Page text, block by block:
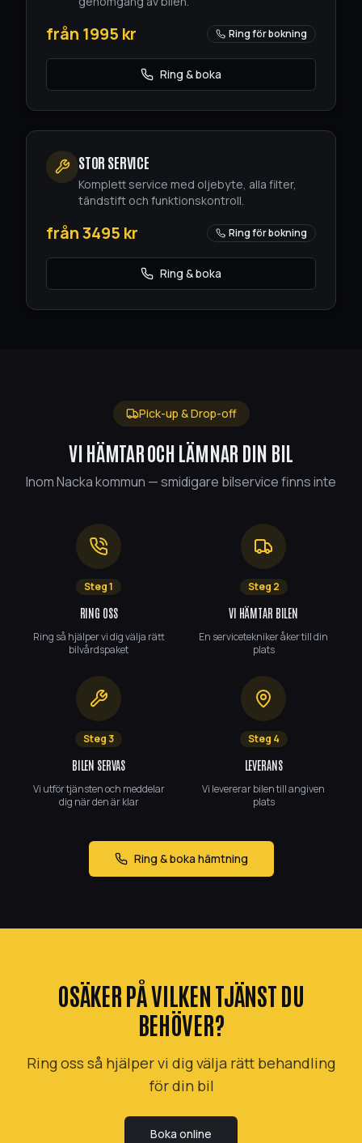
från 1995 kr Ring för bokning
Ring & boka
STOR SERVICE
Komplett service med oljebyte, alla filter,
tändstift och funktionskontroll.
från3495 kr Ring för bokning
Ring & boka
Pick-up & Drop-off
VI HÄMTAR OCH LÄMNAR DIN BIL
Inom Nacka kommun — smidigare bilservice finns inte
Steg1
RING OSS
Ring så hjälper vi dig välja rätt
bilvårdspaket
Steg 2
VI HÄMTAR BILEN
En servicetekniker åker till din
plats
Steg 3
BILEN SERVAS
Vi utför tjänsten och meddelar
dig när den är klar
Steg 4
LEVERANS
Vi levererar bilen till angiven
plats
Ring & boka hämtning
OSÄKER PÅ VILKEN TJÄNST DU
BEHÖVER?
Ring oss så hjälper vi dig välja rätt behandling
för din bil
Boka online